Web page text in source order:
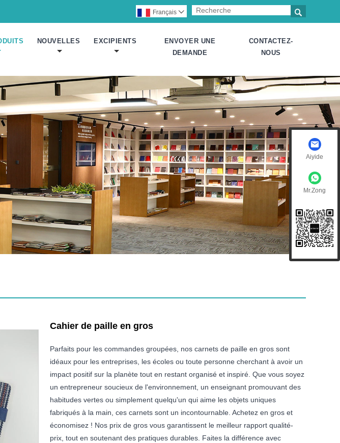

Français 
NOUVELLES EXCIPIENTS
ENVOYER UNE
DEMANDE
CONTACTEZ-
NOUS
Cahier de paille en gros
Parfaits pour les commandes groupées, nos carnets de paille en gros sont
idéaux pour les entreprises, les écoles ou toute personne cherchant à avoir un
impact positif sur la planète tout en restant organisé et inspiré. Que vous soyez
un entrepreneur soucieux de l'environnement, un enseignant promouvant des
habitudes vertes ou simplement quelqu'un qui aime les objets uniques
fabriqués à la main, ces carnets sont un incontournable. Achetez en gros et
économisez ! Nos prix de gros vous garantissent le meilleur rapport qualité-
prix, tout en soutenant des pratiques durables. Faites la différence avec
Aiyide
Mr.Zong